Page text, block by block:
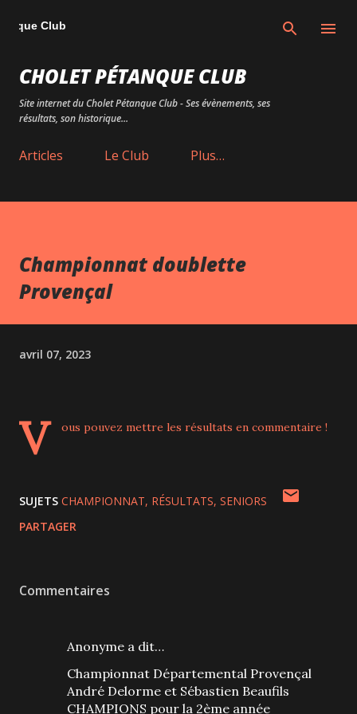
Club
CHOLET PÉTANQUE CLUB
Site internet du Cholet Pétanque Club - Ses évènements, ses
résultats, son historique...
Articles Le Club Plus…
Championnat doublette
Provençal
avril 07, 2023
V ous pouvez mettre les résultats en commentaire !
SUJETS CHAMPIONNAT RÉSULTATS SENIORS
PARTAGER
Commentaires
Anonyme a dit…
Championnat Départemental Provençal
André Delorme et Sébastien Beaufils
CHAMPIONS pour la 2ème année